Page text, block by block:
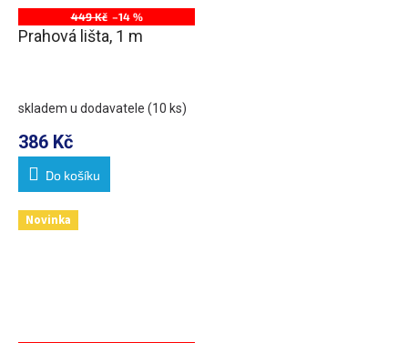
449 Kč –14 %
Prahová lišta, 1 m
skladem u dodavatele (10 ks)
386 Kč
Do košíku
Novinka